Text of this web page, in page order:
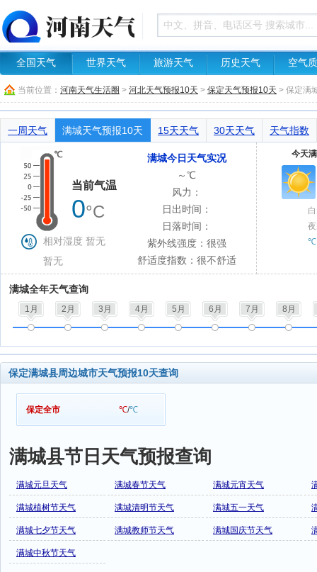
全国天气 世界天气 旅游天气 历史天气 空气
当前位置： 河南天气生活圈 > 河北天气预报10天 > 保定天气预报10天 > 保定满
一周天气 满城天气预报10天 15天天气 30天天气 天气指数
当前气温
0°C
相对湿度 暂无
暂无
满城今日天气实况
～℃
风力：
日出时间：
日落时间：
紫外线强度：很强
舒适度指数：很不舒适
今天
℃
满城全年天气查询
1月 2月 3月 4月 5月 6月 7月 8月
保定满城县周边城市天气预报10天查询
保定全市 ℃/℃
满城县节日天气预报查询
满城元旦天气 满城春节天气 满城元宵天气
满城植树节天气 满城清明节天气 满城五一天气
满城七夕节天气 满城教师节天气 满城国庆节天气
满城中秋节天气